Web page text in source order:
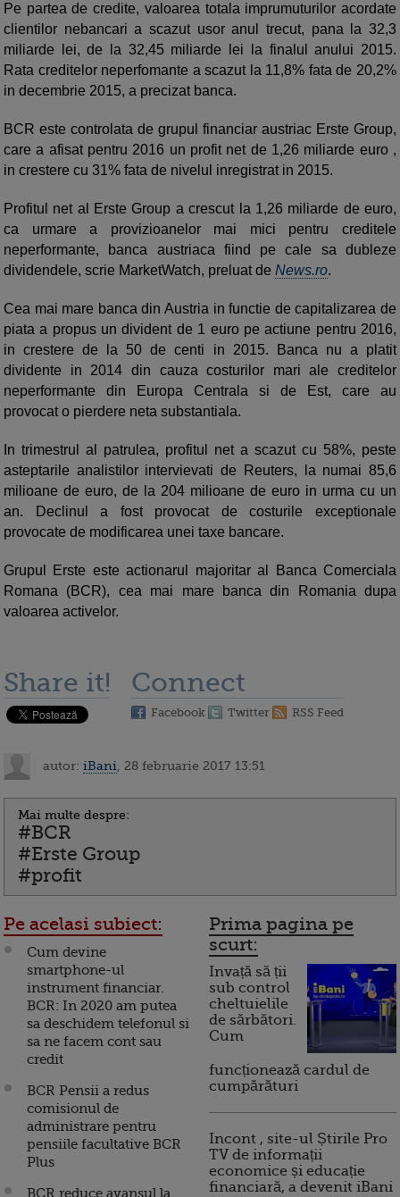
Pe partea de credite, valoarea totala imprumuturilor acordate
clientilor nebancari a scazut usor anul trecut, pana la 32,3
miliarde lei, de la 32,45 miliarde lei la finalul anului 2015.
Rata creditelor neperfomante a scazut la 11,8% fata de 20,2%
in decembrie 2015, a precizat banca.
BCR este controlata de grupul financiar austriac Erste Group,
care a afisat pentru 2016 un profit net de 1,26 miliarde euro ,
in crestere cu 31% fata de nivelul inregistrat in 2015.
Profitul net al Erste Group a crescut la 1,26 miliarde de euro,
ca urmare a provizioanelor mai mici pentru creditele
neperformante, banca austriaca fiind pe cale sa dubleze
dividendele, scrie MarketWatch, preluat de News.ro.
Cea mai mare banca din Austria in functie de capitalizarea de
piata a propus un divident de 1 euro pe actiune pentru 2016,
in crestere de la 50 de centi in 2015. Banca nu a platit
dividente in 2014 din cauza costurilor mari ale creditelor
neperformante din Europa Centrala si de Est, care au
provocat o pierdere neta substantiala.
In trimestrul al patrulea, profitul net a scazut cu 58%, peste
asteptarile analistilor intervievati de Reuters, la numai 85,6
milioane de euro, de la 204 milioane de euro in urma cu un
an. Declinul a fost provocat de costurile exceptionale
provocate de modificarea unei taxe bancare.
Grupul Erste este actionarul majoritar al Banca Comerciala
Romana (BCR), cea mai mare banca din Romania dupa
valoarea activelor.
Share it! Connect
Facebook Twitter RSS Feed
autor: iBani , 28 februarie 2017 13:51
Mai multe despre:
#BCR
#Erste Group
#profit
Pe acelasi subiect:
Cum devine
smartphone-ul
instrument financiar.
BCR: In 2020 am putea
sa deschidem telefonul si
sa ne facem cont sau
credit
BCR Pensii a redus
comisionul de
administrare pentru
pensiile facultative BCR
Plus
BCR reduce avansul la
Prima pagina pe
scurt:
Invață să ții
sub control
cheltuielile
de sărbători.
Cum
funcționează cardul de
cumpărături
Incont , site-ul Știrile Pro
TV de informații
economice și educație
financiară, a devenit iBani